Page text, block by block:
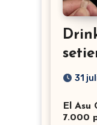
31
El
7.000